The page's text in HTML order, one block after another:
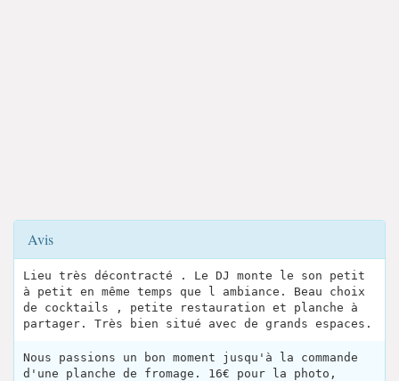
Avis
Lieu très décontracté . Le DJ monte le son petit
à petit en même temps que l ambiance. Beau choix
de cocktails , petite restauration et planche à
partager. Très bien situé avec de grands espaces.
Nous passions un bon moment jusqu'à la commande
d'une planche de fromage. 16€ pour la photo,